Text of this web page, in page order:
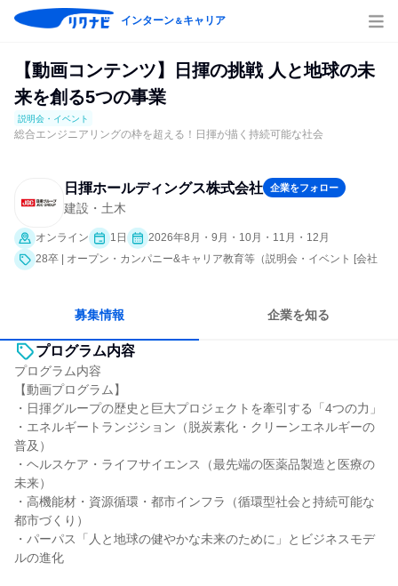
インターン＆キャリア
【動画コンテンツ】日揮の挑戦 人と地球の未
来を創る5つの事業
説明会・イベント
総合エンジニアリングの枠を超える！日揮が描く持続可能な社会
日揮ホールディングス株式会社 企業をフォロー
建設・土木
オンライン 1日
2026年8月・9月・10月・11月・12月
28卒 | オープン・カンパニー&キャリア教育等（説明会・イベント [会社
募集情報 企業を知る
プログラム内容
プログラム内容
【動画プログラム】
・日揮グループの歴史と巨大プロジェクトを牽引する「4つの力」
・エネルギートランジション（脱炭素化・クリーンエネルギーの
普及）
・ヘルスケア・ライフサイエンス（最先端の医薬品製造と医療の
未来）
・高機能材・資源循環・都市インフラ（循環型社会と持続可能な
都市づくり）
・パーパス「人と地球の健やかな未来のために」とビジネスモデ
ルの進化